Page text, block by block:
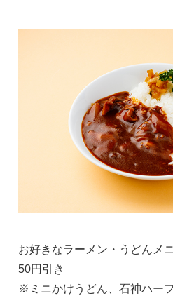
お好きなラーメン・うどんメ
50円引き
※ミニかけうどん、石神ハー